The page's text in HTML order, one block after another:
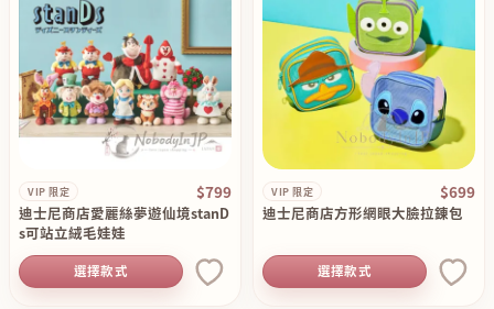
VIP 限定 $799
迪士尼商店愛麗絲夢遊仙境stanD
s可站立絨毛娃娃
選擇款式
VIP 限定 $699
迪士尼商店方形網眼大臉拉錬包
選擇款式